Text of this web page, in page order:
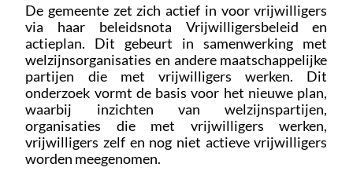
De gemeente zet zich actief in voor vrijwilligers
via haar beleidsnota Vrijwilligersbeleid en
actieplan. Dit gebeurt in samenwerking met
welzijnsorganisaties en andere maatschappelijke
partijen die met vrijwilligers werken. Dit
onderzoek vormt de basis voor het nieuwe plan,
waarbij inzichten van welzijnspartijen,
organisaties die met vrijwilligers werken,
vrijwilligers zelf en nog niet actieve vrijwilligers
worden meegenomen.